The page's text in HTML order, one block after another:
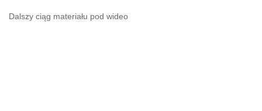
Dalszy ciąg materiału pod wideo